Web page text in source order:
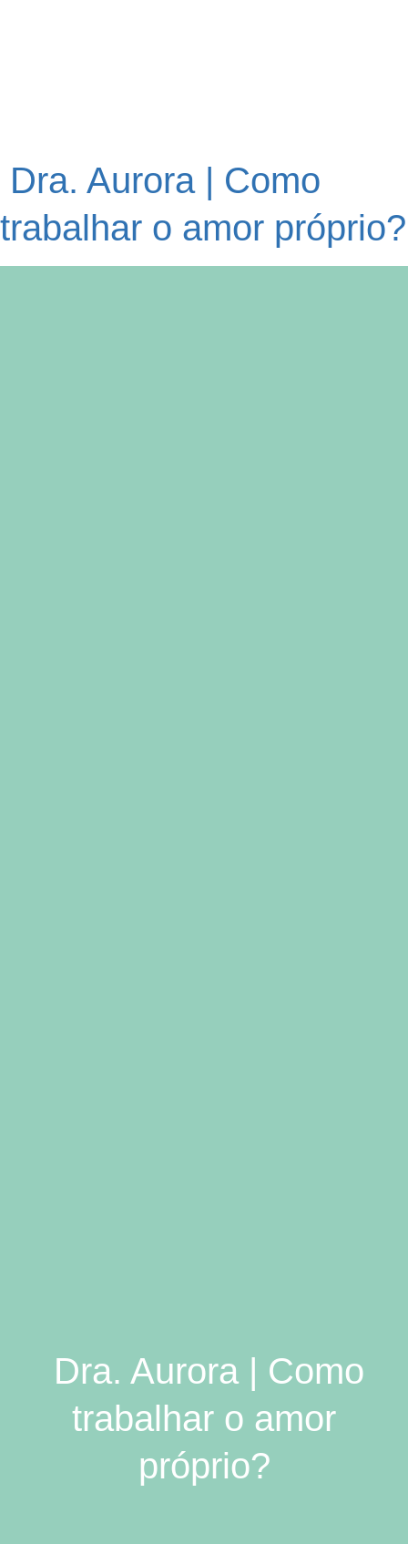
Dra. Aurora | Como
trabalhar o amor próprio?
Dra. Aurora | Como
trabalhar o amor
próprio?